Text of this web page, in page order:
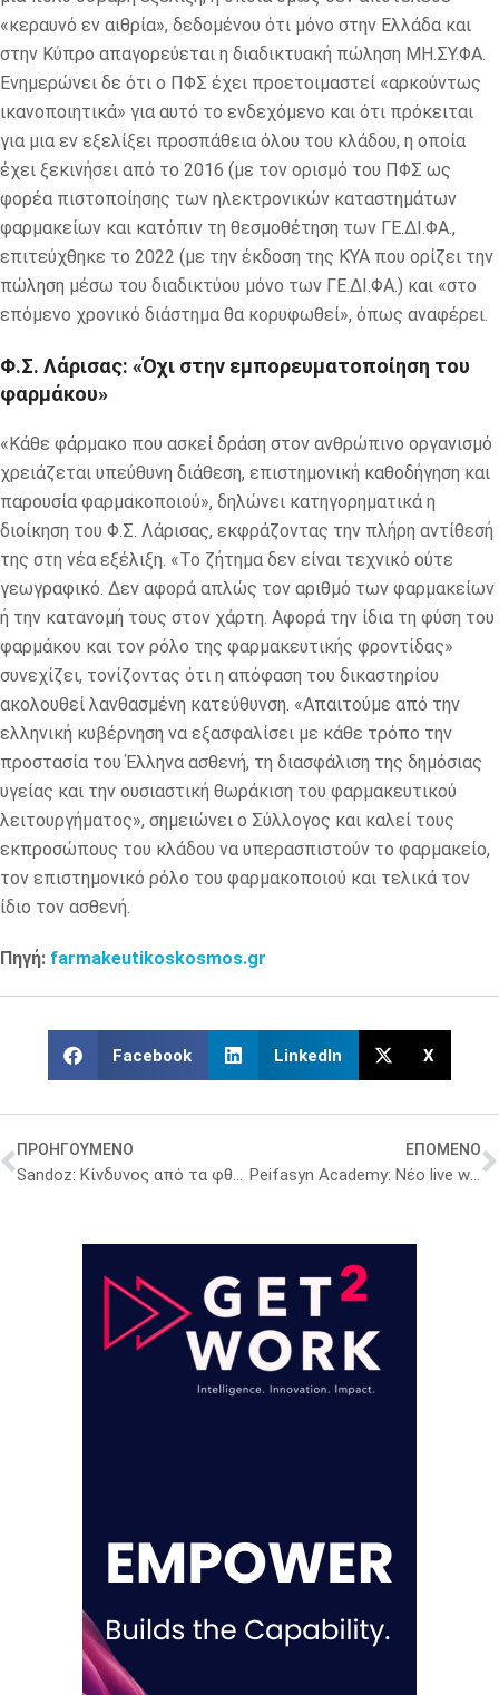
«κεραυνό εν αιθρία», δεδομένου ότι μόνο στην Ελλάδα και
στην Κύπρο απαγορεύεται η διαδικτυακή πώληση ΜΗ.ΣΥ.ΦΑ.
Ενημερώνει δε ότι ο ΠΦΣ έχει προετοιμαστεί «αρκούντως
ικανοποιητικά» για αυτό το ενδεχόμενο και ότι πρόκειται
για μια εν εξελίξει προσπάθεια όλου του κλάδου, η οποία
έχει ξεκινήσει από το 2016 (με τον ορισμό του ΠΦΣ ως
φορέα πιστοποίησης των ηλεκτρονικών καταστημάτων
φαρμακείων και κατόπιν τη θεσμοθέτηση των ΓΕ.ΔΙ.ΦΑ.,
επιτεύχθηκε το 2022 (με την έκδοση της ΚΥΑ που ορίζει την
πώληση μέσω του διαδικτύου μόνο των ΓΕ.ΔΙ.ΦΑ.) και «στο
επόμενο χρονικό διάστημα θα κορυφωθεί», όπως αναφέρει.
Φ.Σ. Λάρισας: «Όχι στην εμπορευματοποίηση του
φαρμάκου»
«Κάθε φάρμακο που ασκεί δράση στον ανθρώπινο οργανισμό
χρειάζεται υπεύθυνη διάθεση, επιστημονική καθοδήγηση και
παρουσία φαρμακοποιού», δηλώνει κατηγορηματικά η
διοίκηση του Φ.Σ. Λάρισας, εκφράζοντας την πλήρη αντίθεσή
της στη νέα εξέλιξη. «Το ζήτημα δεν είναι τεχνικό ούτε
γεωγραφικό. Δεν αφορά απλώς τον αριθμό των φαρμακείων
ή την κατανομή τους στον χάρτη. Αφορά την ίδια τη φύση του
φαρμάκου και τον ρόλο της φαρμακευτικής φροντίδας»
συνεχίζει, τονίζοντας ότι η απόφαση του δικαστηρίου
ακολουθεί λανθασμένη κατεύθυνση. «Απαιτούμε από την
ελληνική κυβέρνηση να εξασφαλίσει με κάθε τρόπο την
προστασία του Έλληνα ασθενή, τη διασφάλιση της δημόσιας
υγείας και την ουσιαστική θωράκιση του φαρμακευτικού
λειτουργήματος», σημειώνει ο Σύλλογος και καλεί τους
εκπροσώπους του κλάδου να υπερασπιστούν το φαρμακείο,
τον επιστημονικό ρόλο του φαρμακοποιού και τελικά τον
ίδιο τον ασθενή.
Πηγή: farmakeutikoskosmos.gr
Facebook LinkedIn X
ΠΡΟΗΓΟΥΜΕΝΟ
Sandoz: Κίνδυνος από τα φθηνά κινεζικά γενόσημα – Έκκληση στην ΕΕ για “δίκαιο ανταγωνισμό”
ΕΠΟΜΕΝΟ
Peifasyn Academy: Νέο live webinar για τη Χρόνια Φλεβική Ανεπάρκεια